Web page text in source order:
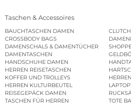
Taschen & Accessoires
BAUCHTASCHEN DAMEN
CROSSBODY BAGS
DAMENSCHALS & DAMENTÜCHER
DAMENTASCHEN
HANDSCHUHE DAMEN
HERREN REISETASCHEN
KOFFER UND TROLLEYS
HERREN KULTURBEUTEL
REISEGEPÄCK DAMEN
TASCHEN FÜR HERREN
TOTE